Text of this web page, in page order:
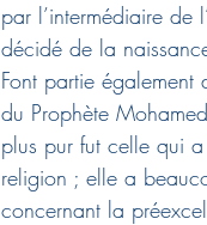
par l’intermédiaire de
décidé de la
Font partie également
du Prophète
plus pur fut celle qui
religion ; elle a
concernant la